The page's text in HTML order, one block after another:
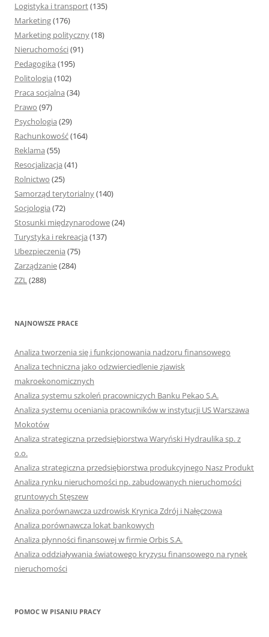
Logistyka i transport(135)
Marketing(176)
Marketing polityczny(18)
Nieruchomości(91)
Pedagogika (195)
Politologia (102)
Praca socjalna (34)
Prawo (97)
Psychologia (29)
Rachunkowość(164)
Reklama (55)
Resocjalizacja (41)
Rolnictwo (25)
Samorząd terytorialny(140)
Socjologia (72)
Stosunki międzynarodowe(24)
Turystyka i rekreacja (137)
Ubezpieczenia (75)
Zarządzanie(284)
ZZL(288)
NAJNOWSZE PRACE
Analiza tworzenia się i funkcjonowania nadzoru finansowego
Analiza techniczna jako odzwierciedlenie zjawisk
makroekonomicznych
Analiza systemu szkoleń pracowniczych Banku Pekao S.A.
Analiza systemu oceniania pracowników w instytucji US Warszawa
Mokotów
Analiza strategiczna przedsiębiorstwa Waryński Hydraulika sp. z
o.o.
Analiza strategiczna przedsiębiorstwa produkcyjnego Nasz Produkt
Analiza rynku nieruchomości np. zabudowanych nieruchomości
gruntowych Stęszew
Analiza porównawcza uzdrowisk Krynica Zdrój i Nałęczowa
Analiza porównawcza lokat bankowych
Analiza płynności finansowej w firmie Orbis S.A.
Analiza oddziaływania światowego kryzysu finansowego na rynek
nieruchomości
POMOC W PISANIU PRACY